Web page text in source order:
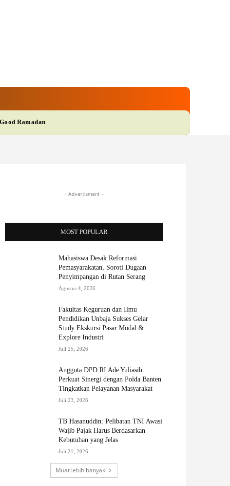
Good Ramadan
- Advertisment -
MOST POPULAR
Mahasiswa Desak Reformasi
Pemasyarakatan, Soroti Dugaan
Penyimpangan di Rutan Serang
Agustus 4, 2026
Fakultas Keguruan dan Ilmu
Pendidikan Unbaja Sukses Gelar
Study Ekskursi Pasar Modal &
Explore Industri
Juli 25, 2026
Anggota DPD RI Ade Yuliasih
Perkuat Sinergi dengan Polda Banten
Tingkatkan Pelayanan Masyarakat
Juli 23, 2026
TB Hasanuddin: Pelibatan TNI Awasi
Wajib Pajak Harus Berdasarkan
Kebutuhan yang Jelas
Juli 21, 2026
Muat lebih banyak